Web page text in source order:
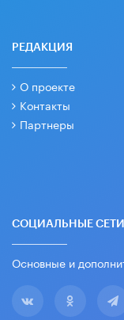
РЕДАКЦИЯ
О проекте
Контакты
Партнеры
СОЦИАЛЬНЫЕ СЕТИ
Основные и